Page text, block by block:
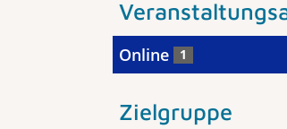
Online 1
Zielgruppe